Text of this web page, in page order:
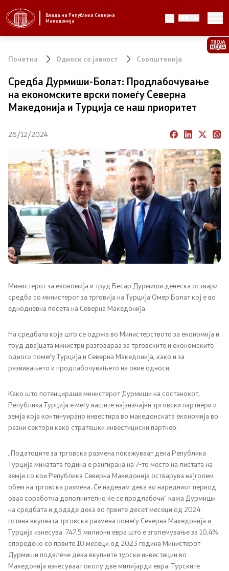
Влада на Република Северна
Македонија
MK
Стратешки приоритети и програма
Завршени планови
Национални стратегии
Влада
Претседател на Владата
Канцеларија на Претседателот на Владата
Заменици на Претседателот на Владата
Состав на Владата
Министерства
СОЗР
Комисии
Национални координатори
Односи со јавност
Канцеларија на портпарол
Медија центар
Отворена Влада
Почетна Односи со јавност Соопштенија
Средба Дурмиши-Болат: Продлабочување
на економските врски помеѓу Северна
Македонија и Турција се наш приоритет
26/12/2024
Министерот за економија и труд Бесар Дурмиши денеска оствари
средба со министерот за трговија на Турција Омер Болат кој е во
еднодневна посета на Северна Македонија.
На средбата која што се одржа во Министерството за економија и
труд двајцата министри разговараа за трговските и економските
односи помеѓу Турција и Северна Македонија, како и за
развивањето и продлабочувањето на овие односи.
Како што потенцираше министерот Дурмиши на состанокот,
Република Турција е меѓу нашите најзначајни трговски партнери и
земја која континуирано инвестира во македонската економија во
разни сектори како стратешки инвестициски партнер.
„Податоците за трговска размена покажуваат дека Република
Турција минатата година е рангирана на 7-то место на листата на
земји со кои Република Северна Македонија остварува најголем
обем на трговска размена. Се надевам дека во наредниот период
оваа соработка дополнително ќе се продлабочи“ кажа Дурмиши
на средбата и додаде дека во првите десет месеци од 2024
готина вкупната трговска размена помеѓу Северна Македонија и
Турција изнесува 747,5 милиони евра што е зголемување за 10,4%
споредено со првите 10 месеци од 2023 година Министерот
Дурмиши подвлече дека вкупните турски инвестиции во
Македонија изнесуваат околу две милијарди евра. Турските